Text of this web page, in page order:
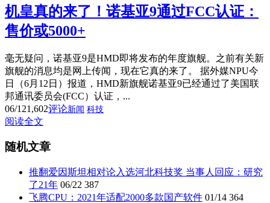
机皇真的来了！诺基亚9通过FCC认证：
售价或5000+
毫无疑问，诺基亚9是HMD即将发布的年度旗舰。之前有关新
旗舰的消息均是网上传闻，现在它真的来了。 据外媒NPU今
日（6月12日）报道，HMD新旗舰诺基亚9已经通过了美国联
邦通讯委员会(FCC）认证，...
06/121,602评论新闻 科技
阅读全文
随机文章
推翻爱因斯坦相对论入选河北科技奖 当事人回应：研究
了21年 06/22 387
飞腾CPU：2021年适配2000多款国产软件 01/14 364